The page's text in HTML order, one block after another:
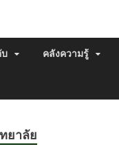
บ คลังความรู้
ยาลัย